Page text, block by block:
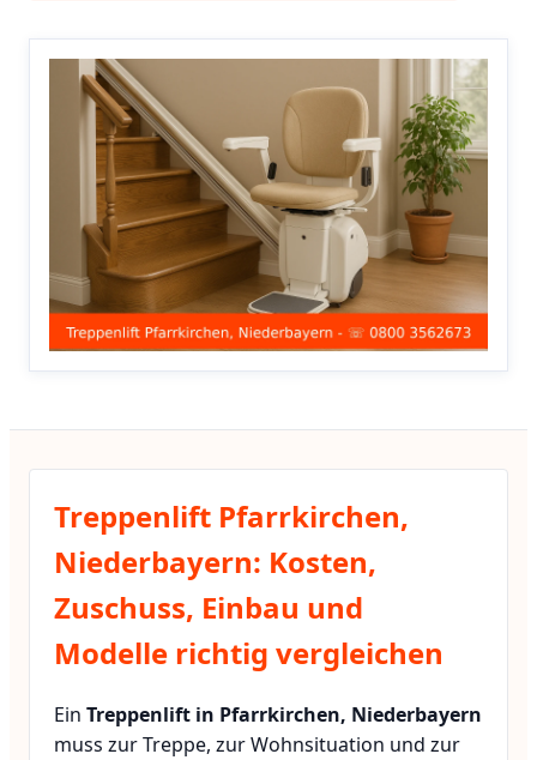
Treppenlift Pfarrkirchen,
Niederbayern: Kosten,
Zuschuss, Einbau und
Modelle richtig vergleichen
Ein Treppenlift in Pfarrkirchen, Niederbayern
muss zur Treppe, zur Wohnsituation und zur